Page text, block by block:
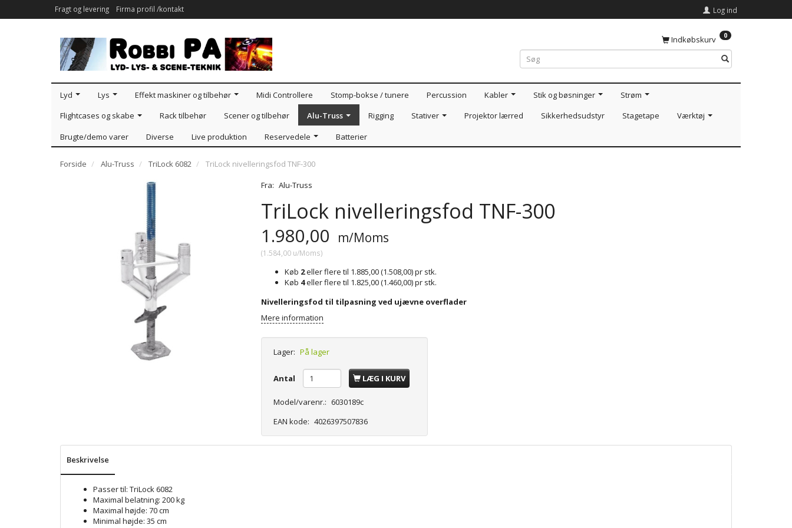
Fragt og levering Firma profil /kontakt Log ind
Indkøbskurv 0
Lyd Lys Effekt maskiner og tilbehør Midi Controllere Stomp-bokse / tunere Percussion Kabler Stik og bøsninger
Strøm
Flightcases og skabe
Rack tilbehør Scener og tilbehør Alu-Truss Rigging Stativer Projektor lærred Sikkerhedsudstyr Stagetape
Værktøj
Brugte/demo varer
Diverse Live produktion Reservedele Batterier
Forside Alu-Truss TriLock 6082
TriLock nivelleringsfod TNF-300
Fra: Alu-Truss
TriLock nivelleringsfod TNF-300
1.980,00 m/Moms
(1.584,00 u/Moms)
Køb 2eller flere til 1.885,00(1.508,00)pr stk.
Køb 4eller flere til 1.825,00(1.460,00)pr stk.
Nivelleringsfod til tilpasning ved ujævne overflader
Mere information
Lager: På lager
Antal LÆG I KURV
Model/varenr.: 6030189c
EAN kode: 4026397507836
Beskrivelse
Passer til: TriLock 6082
Maximal belatning: 200 kg
Maximal højde: 70 cm
Minimal højde: 35 cm